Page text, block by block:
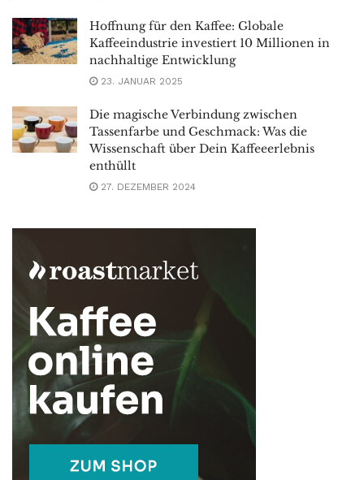
Hoffnung für den Kaffee: Globale
Kaffeeindustrie investiert 10 Millionen in
nachhaltige Entwicklung
23. JANUAR 2025
Die magische Verbindung zwischen
Tassenfarbe und Geschmack: Was die
Wissenschaft über Dein Kaffeeerlebnis
enthüllt
27. DEZEMBER 2024